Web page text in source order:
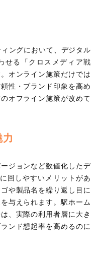
ングにおいて、デジタル
せる「クロスメディア戦
オンライン施策だけでは
性・ブランド印象を高め
オフライン施策が改めて
ジョンなど数値化したデ
回しやすいメリットがあ
や製品名を繰り返し目に
与えられます。駅ホーム
、実際の利用者層に大き
ンド想起率を高めるのに